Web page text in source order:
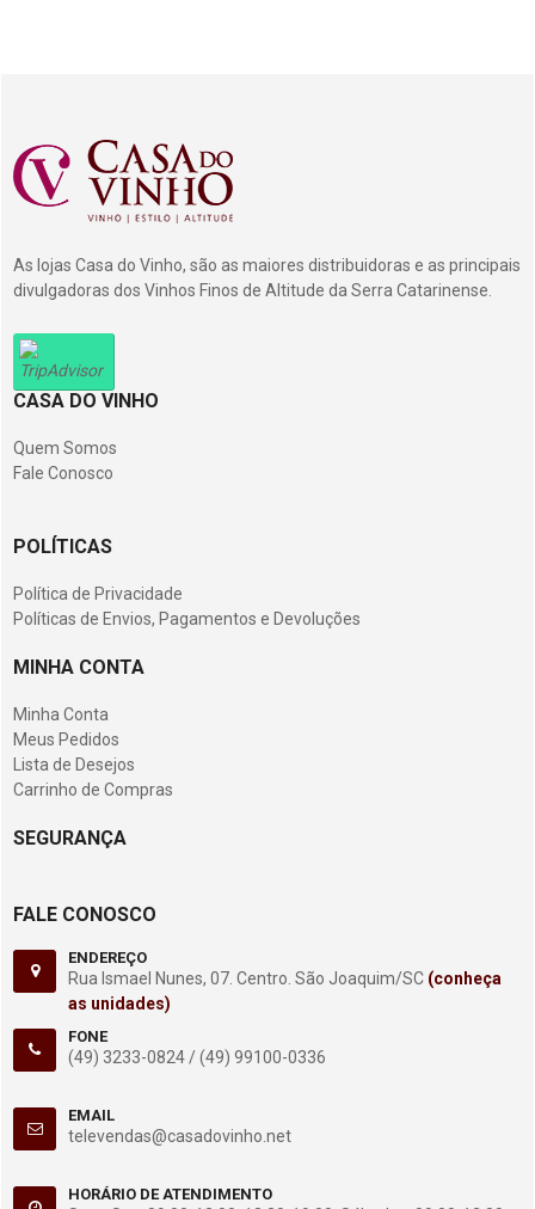
As lojas Casa do Vinho, são as maiores distribuidoras e as principais
divulgadoras dos Vinhos Finos de Altitude da Serra Catarinense.
CASA DO VINHO
Quem Somos
Fale Conosco
POLÍTICAS
Política de Privacidade
Políticas de Envios, Pagamentos e Devoluções
MINHA CONTA
Minha Conta
Meus Pedidos
Lista de Desejos
Carrinho de Compras
SEGURANÇA
FALE CONOSCO
ENDEREÇO
Rua Ismael Nunes, 07. Centro. São Joaquim/SC (conheça
as unidades)
FONE
(49) 3233-0824 /(49) 99100-0336
EMAIL
televendas@casadovinho.net
HORÁRIO DE ATENDIMENTO